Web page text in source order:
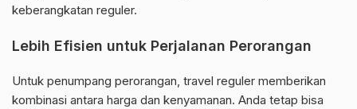
keberangkatan reguler.
Lebih Efisien untuk Perjalanan Perorangan
Untuk penumpang perorangan, travel reguler memberikan
kombinasi antara harga dan kenyamanan. Anda tetap bisa